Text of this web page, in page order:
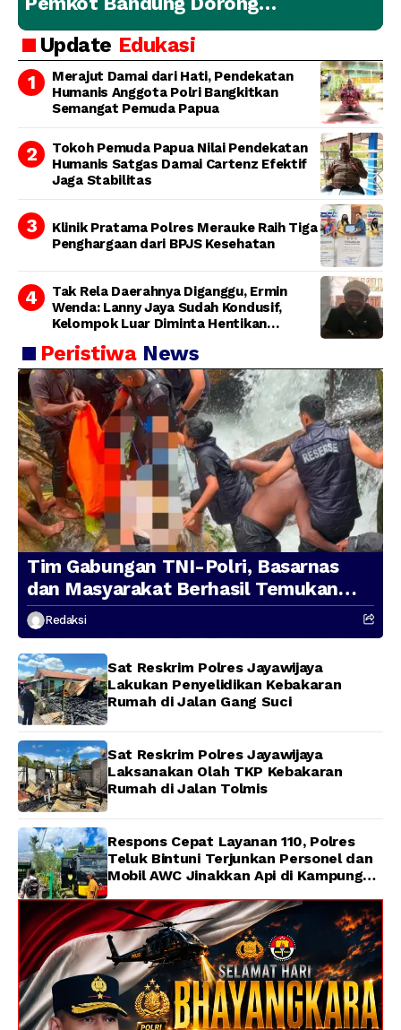
Penanganan Hewan yang
Bertanggung Jawab
Update Edukasi
Merajut Damai dari Hati, Pendekatan
Humanis Anggota Polri Bangkitkan
Semangat Pemuda Papua
Tokoh Pemuda Papua Nilai Pendekatan
Humanis Satgas Damai Cartenz Efektif
Jaga Stabilitas
Klinik Pratama Polres Merauke Raih Tiga
Penghargaan dari BPJS Kesehatan
Tak Rela Daerahnya Diganggu, Ermin
Wenda: Lanny Jaya Sudah Kondusif,
Kelompok Luar Diminta Hentikan
Peristiwa News
Tim Gabungan TNI-Polri, Basarnas
dan Masyarakat Berhasil Temukan
Presenter TVRI Papua Barat yang
Hilang di Sungai Memti
Redaksi
Sat Reskrim Polres Jayawijaya
Lakukan Penyelidikan Kebakaran
Rumah di Jalan Gang Suci
Sat Reskrim Polres Jayawijaya
Laksanakan Olah TKP Kebakaran
Rumah di Jalan Tolmis
Respons Cepat Layanan 110, Polres
Teluk Bintuni Terjunkan Personel dan
Mobil AWC Jinakkan Api di Kampung